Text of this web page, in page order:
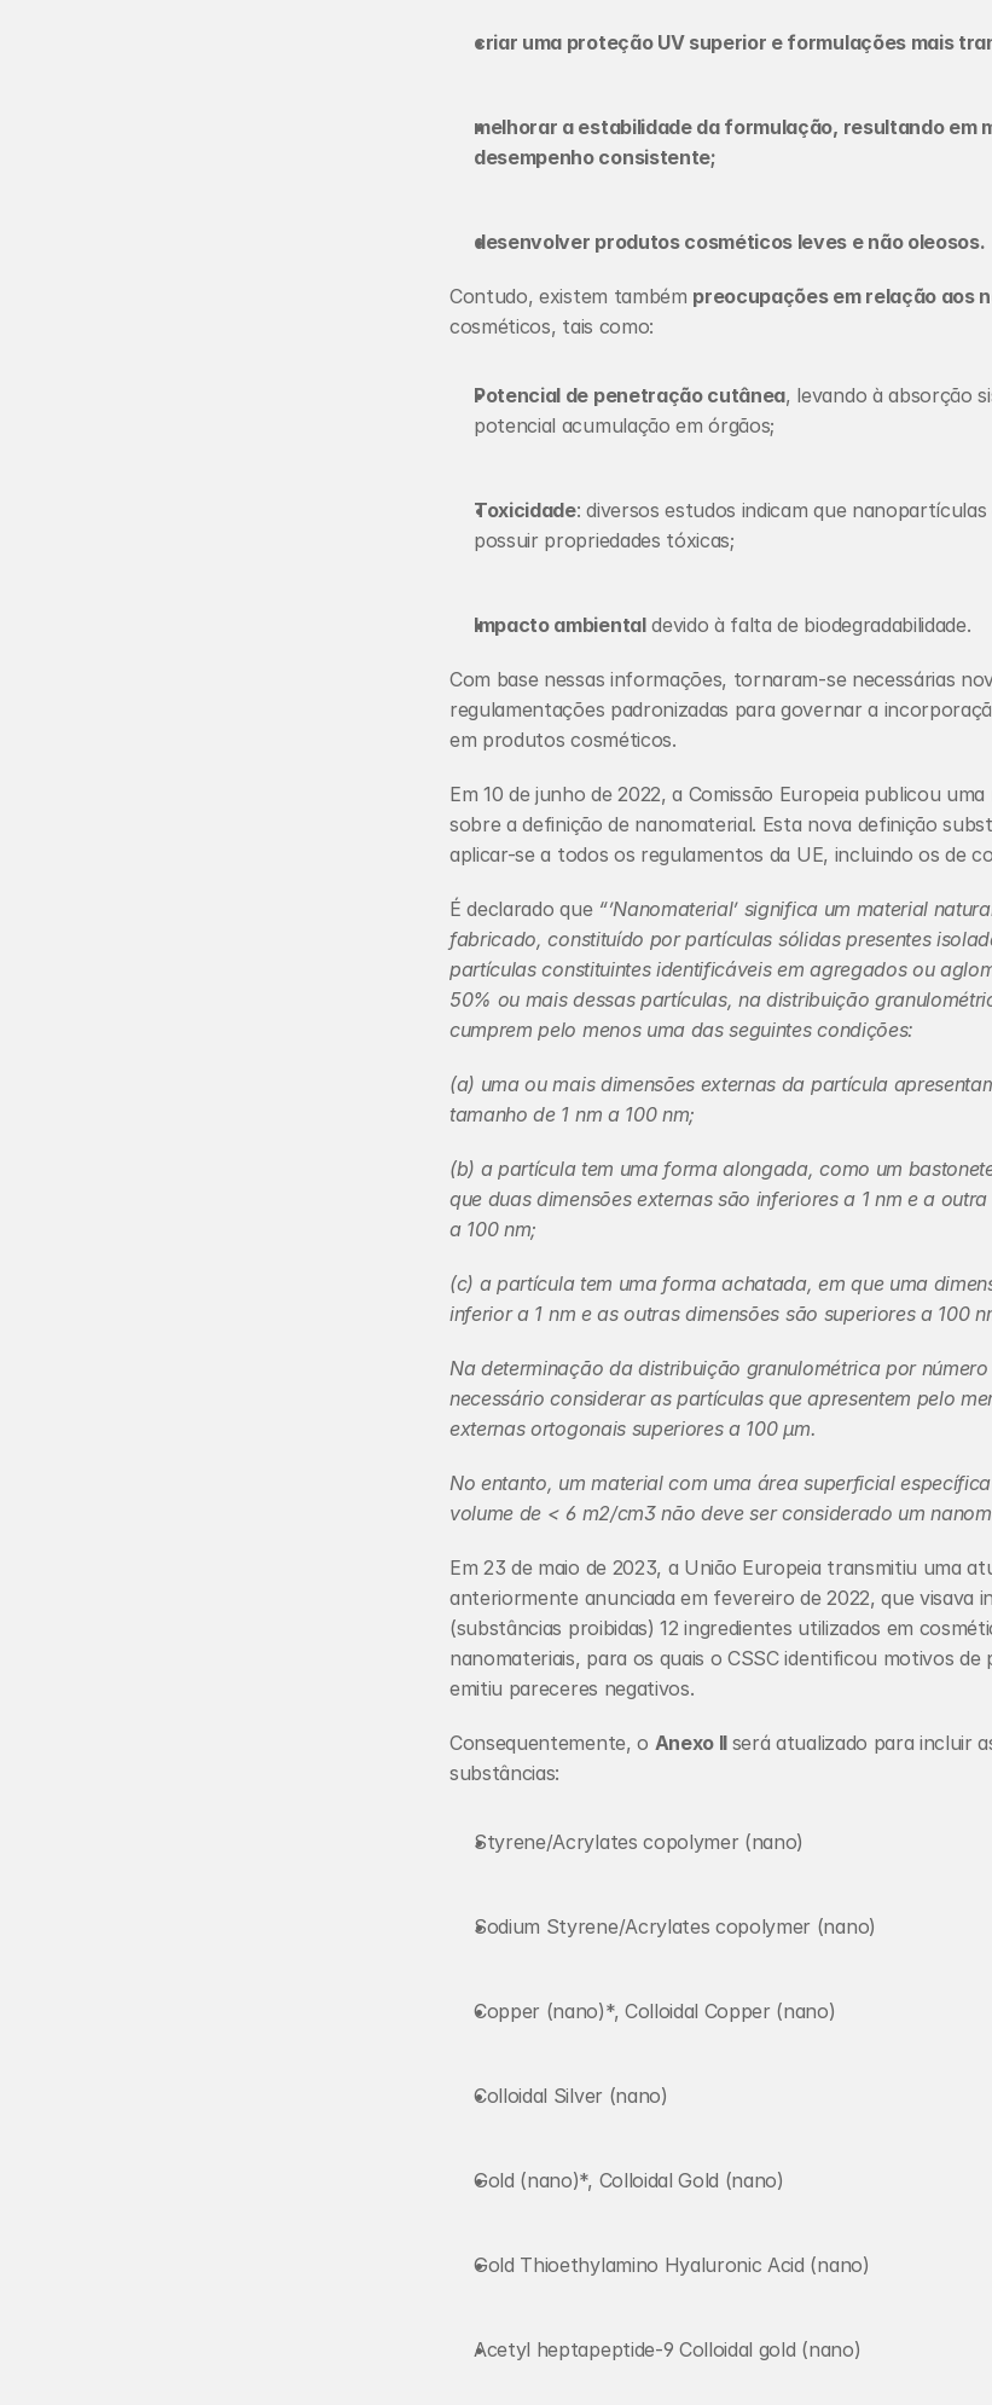
criar uma proteção UV superior e formulações mais
melhorar a estabilidade da formulação, resultando em
desempenho consistente;
desenvolver produtos cosméticos leves e não oleosos.
Contudo, existem também preocupações em relação aos
cosméticos, tais como:
Potencial de penetração cutânea, levando à absorção
potencial acumulação em órgãos;
Toxicidade: diversos estudos indicam que
possuir propriedades tóxicas;
Impacto ambiental devido à falta de biodegradabilidade.
Com base nessas informações, tornaram-se necessárias
regulamentações padronizadas para governar a
em produtos cosméticos.
Em 10 de junho de 2022, a Comissão Europeia publicou
sobre a definição de nanomaterial. Esta nova definição
aplicar-se a todos os regulamentos da UE, incluindo os de
É declarado que “’Nanomaterial’ significa um material
fabricado, constituído por partículas sólidas presentes
partículas constituintes identificáveis em agregados ou
50% ou mais dessas partículas, na distribuição
cumprem pelo menos uma das seguintes condições:
(a) uma ou mais dimensões externas da partícula
tamanho de 1 nm a 100 nm;
(b) a partícula tem uma forma alongada, como um
que duas dimensões externas são inferiores a 1 nm e a
a 100 nm;
(c) a partícula tem uma forma achatada, em que uma
inferior a 1 nm e as outras dimensões são superiores a 100
Na determinação da distribuição granulométrica por
necessário considerar as partículas que apresentem pelo
externas ortogonais superiores a 100 μm.
No entanto, um material com uma área superficial
volume de < 6 m2/cm3 não deve ser considerado um
Em 23 de maio de 2023, a União Europeia transmitiu uma
anteriormente anunciada em fevereiro de 2022, que visava
(substâncias proibidas) 12 ingredientes utilizados em
nanomateriais, para os quais o CSSC identificou motivos de
emitiu pareceres negativos.
Consequentemente, o Anexo II será atualizado para incluir
substâncias:
Styrene/Acrylates copolymer (nano)
Sodium Styrene/Acrylates copolymer (nano)
Copper (nano)*, Colloidal Copper (nano)
Colloidal Silver (nano)
Gold (nano)*, Colloidal Gold (nano)
Gold Thioethylamino Hyaluronic Acid (nano)
Acetyl heptapeptide-9 Colloidal gold (nano)